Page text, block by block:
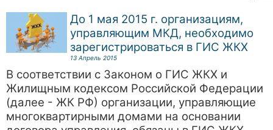
До 1 мая 2015 г. организациям,
управляющим МКД, необходимо
зарегистрироваться в ГИС ЖКХ
13 Апрель 2015
В соответствии с Законом о ГИС ЖКХ и
Жилищным кодексом Российской Федерации
(далее - ЖК РФ) организации, управляющие
многоквартирными домами на основании